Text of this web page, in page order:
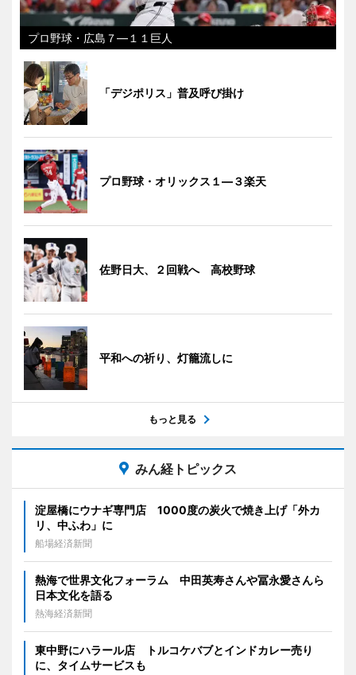
プロ野球・広島７―１１巨人
「デジポリス」普及呼び掛け
プロ野球・オリックス１―３楽天
佐野日大、２回戦へ 高校野球
平和への祈り、灯籠流しに
もっと見る
みん経トピックス
淀屋橋にウナギ専門店 1000度の炭火で焼き上げ「外カ
リ、中ふわ」に
船場経済新聞
熱海で世界文化フォーラム 中田英寿さんや冨永愛さんら
日本文化を語る
熱海経済新聞
東中野にハラール店 トルコケバブとインドカレー売り
に、タイムサービスも